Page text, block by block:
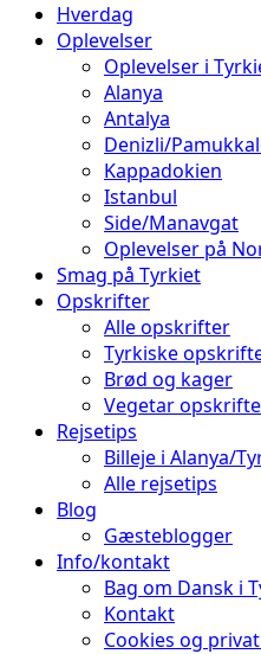
Hverdag
Oplevelser
Oplevelser i
Alanya
Antalya
Denizli/
Kappadokien
Istanbul
Side/Manavgat
Oplevelser på
Smag på Tyrkiet
Opskrifter
Alle opskrifter
Tyrkiske
Brød og kager
Vegetar
Rejsetips
Billeje i Alanya/
Alle rejsetips
Blog
Gæsteblogger
Info/kontakt
Bag om Dansk i
Kontakt
Cookies og